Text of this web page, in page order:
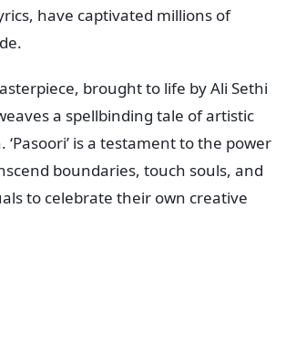
have captivated millions of
brought to life by Ali Sethi
a spellbinding tale of artistic
‘Pasoori’ is a testament to the power
boundaries, touch souls, and
to celebrate their own creative